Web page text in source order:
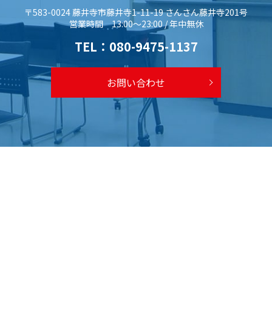
〒583-0024 藤井寺市藤井寺1-11-19 さんさん藤井寺201号
営業時間 13:00～23:00 / 年中無休
TEL： 080-9475-1137
お問い合わせ